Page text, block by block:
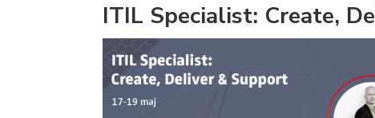
ITIL Specialist: Create,